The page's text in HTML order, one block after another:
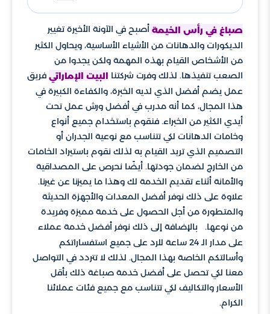
صباغ في رأس الخيمة أصبح في الآونة الأخيرة تغيير
الديكورات والدهانات من الأشياء الأساسية، ويحاول الكثير
من الأشخاص القيام بهذه المهمة ولكن يجدوا من
الصعب تنفيذها. لذلك وفرت شركتنا البيت الإماراتي فريق
عمل يضم أفضل الذي لديه الخبرة، والكفاءة الكبيرة في
هذا المجال، كما أنه مدرب في أفضل ورش عمل تحت
أيدي الكثير من الخبراء. فنقوم باستخدام جميع أنواع
وخامات الدهانات لكي تتناسب مع نوعية الجدران أو
التصميم الذي تريد القيام به لذلك نقوم باستيراد الخامات
من الخارج لضمان جودتها. أيضًا نحرص على المصداقية
والأمانة أثناء تقديم الخدمة لك وهذا ما يميزنا عن غيرنا.
علاوة على ذلك نوفر أفضل المعدات والأجهزة الحديثة
والمتطورة من أجل الحصول على خدمة مميزة وفريدة
من نوعها.
بالإضافة إلى ذلك نوفر أفضل خدمة عملاء
على مدار الـ 24 ساعة للرد على جميع استفساراتكم
وأسالتكم الخاصة بهذا المجال. لذلك لا تتردد في التواصل
معنا لكي تحصل على أفضل خدمة صباغة ذلك بأقل
الأسعار والتكاليف لكي تتناسب مع جميع فئات عملائنا
الكرام.